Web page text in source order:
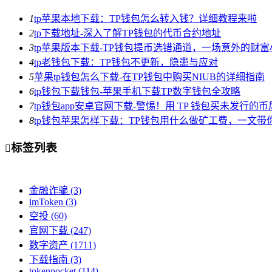
1tp苹果本地下载：TP钱包怎么转入钱？详细教程来啦
2tp下载地址-深入了解TP钱包的代币合约地址
3tp苹果版本下载-TP钱包提币选错通道，一场意外的财富
4tp老钱包下载：TP钱包不更新，隐患与应对
5苹果tp钱包怎么下载-在TP钱包中购买NIUB的详细指南
6tp钱包下载钱包-苹果手机下载TP数字钱包全攻略
7tp钱包app安卓官网下载-警惕！用 TP 钱包买未发行的币
8tp钱包苹果怎样下载：TP钱包用什么做矿工费，一文带
标签列表
金融诈骗 (3)
imToken (3)
空投 (60)
官网下载 (247)
数字资产 (1711)
下载指南 (3)